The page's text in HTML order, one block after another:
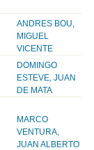
ANDRES BOU,
MIGUEL
VICENTE
DOMINGO
ESTEVE, JUAN
DE MATA
MARCO
VENTURA,
JUAN ALBERTO